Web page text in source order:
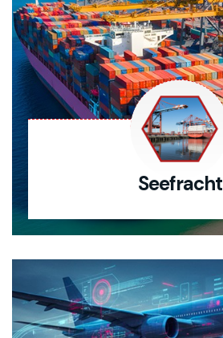
Seefracht